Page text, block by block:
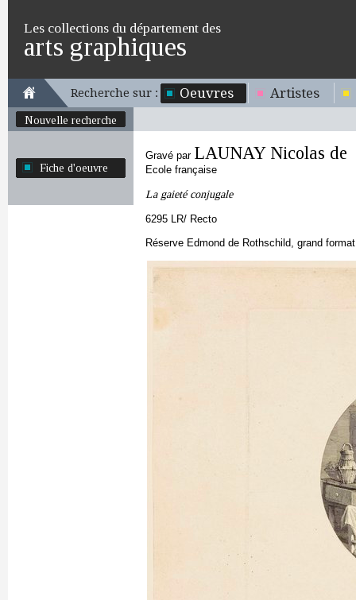
Les collections du département des
arts graphiques
Recherche sur : Oeuvres Artistes
Nouvelle recherche
Fiche d'oeuvre
Gravé par LAUNAY Nicolas de
Ecole française
La gaieté conjugale
6295 LR/ Recto
Réserve Edmond de Rothschild, grand format